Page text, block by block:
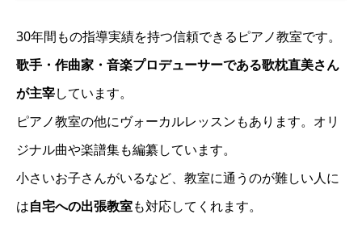
30年間もの指導実績を持つ信頼できるピアノ教室です。
歌手・作曲家・音楽プロデューサーである歌枕直美さん
が主宰しています。
ピアノ教室の他にヴォーカルレッスンもあります。オリ
ジナル曲や楽譜集も編纂しています。
小さいお子さんがいるなど、教室に通うのが難しい人に
は自宅への出張教室も対応してくれます。